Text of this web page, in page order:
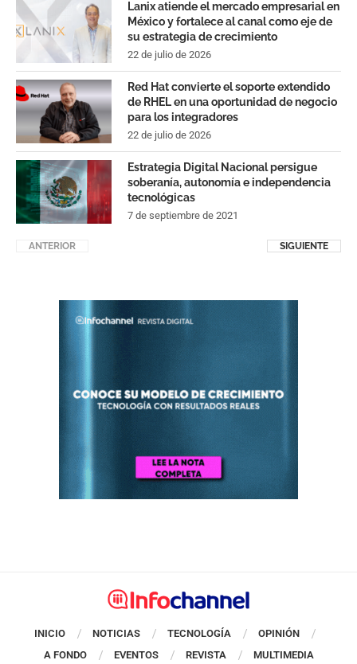
Lanix atiende el mercado empresarial en
México y fortalece al canal como eje de
su estrategia de crecimiento
22 de julio de 2026
Red Hat convierte el soporte extendido
de RHEL en una oportunidad de negocio
para los integradores
22 de julio de 2026
Estrategia Digital Nacional persigue
soberanía, autonomía e independencia
tecnológicas
7 de septiembre de 2021
ANTERIOR SIGUIENTE
INICIO NOTICIAS TECNOLOGÍA
OPINIÓN
A FONDO
EVENTOS REVISTA MULTIMEDIA